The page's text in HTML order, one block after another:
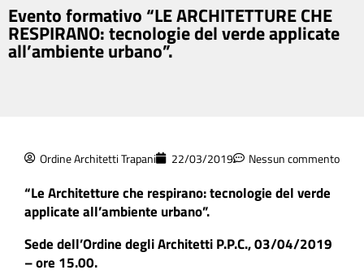
Evento formativo “LE ARCHITETTURE CHE
RESPIRANO: tecnologie del verde applicate
all’ambiente urbano”.
Ordine Architetti Trapani 22/03/2019 Nessun commento
“Le Architetture che respirano: tecnologie del verde
applicate all’ambiente urbano”.
Sede dell’Ordine degli Architetti P.P.C., 03/04/2019
– ore 15.00.